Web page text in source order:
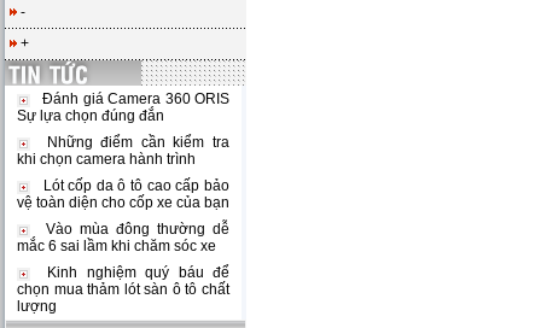
-
+
Đánh giá Camera 360 ORIS
Sự lựa chọn đúng đắn
Những điểm cần kiểm tra
khi chọn camera hành trình
Lót cốp da ô tô cao cấp bảo
vệ toàn diện cho cốp xe của bạn
Vào mùa đông thường dễ
mắc 6 sai lầm khi chăm sóc xe
Kinh nghiệm quý báu để
chọn mua thảm lót sàn ô tô chất
lượng